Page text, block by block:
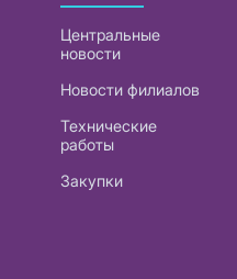
Центральные
новости
Новости филиалов
Технические
работы
Закупки